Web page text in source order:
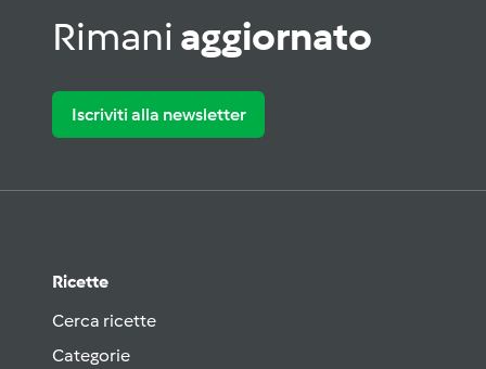
Rimani aggiornato
Iscriviti alla newsletter
Ricette
Cerca ricette
Categorie